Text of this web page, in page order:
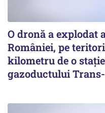
O dronă a explodat
României, pe
kilometru de o
gazoductului